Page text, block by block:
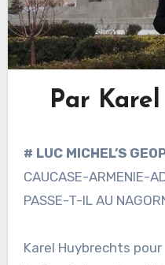
Par
# LUC MICHEL’S
CAUCASE-ARMENIE-
PASSE-T-IL AU
Karel Huybrechts pour